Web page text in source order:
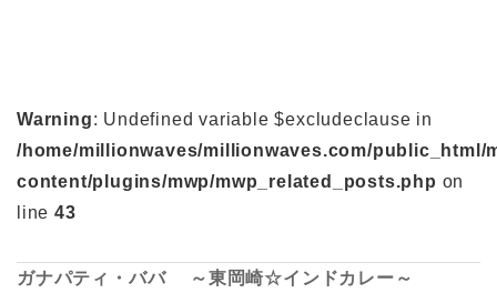
Warning: Undefined variable $excludeclause in
/home/millionwaves/millionwaves.com/public_html/
content/plugins/mwp/mwp_related_posts.php on
line 43
ガナパティ・ババ ～東岡崎☆インドカレー～